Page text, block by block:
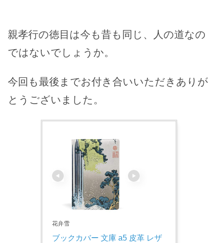
親孝行の徳目は今も昔も同じ、人の道なの
ではないでしょうか。
今回も最後までお付き合いいただきありが
とうございました。
花弁雪
ブックカバー 文庫 a5 皮革 レザ